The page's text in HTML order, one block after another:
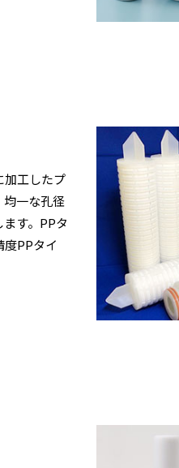
加工したプ
均一な孔径
す。PPタ
PPタイ